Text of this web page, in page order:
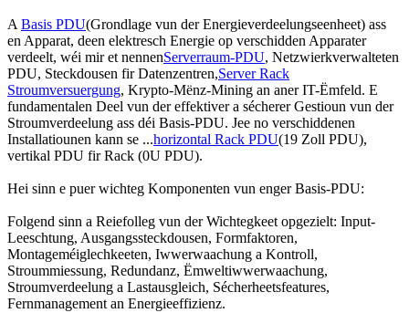
ABasis PDU(Grondlage vun der Energieverdeelungseenheet) ass
en Apparat, deen elektresch Energie op verschidden Apparater
verdeelt, wéi mir et nennenServerraum-PDU, Netzwierkverwalteten
PDU, Steckdousen fir Datenzentren,Server Rack
Stroumversuergung, Krypto-Mënz-Mining an aner IT-Ëmfeld. E
fundamentalen Deel vun der effektiver a sécherer Gestioun vun der
Stroumverdeelung ass déi Basis-PDU. Jee no verschiddenen
Installatiounen kann se ...horizontal Rack PDU(19 Zoll PDU),
vertikal PDU fir Rack (0U PDU).
Hei sinn e puer wichteg Komponenten vun enger Basis-PDU:
Folgend sinn a Reiefolleg vun der Wichtegkeet opgezielt: Input-
Leeschtung, Ausgangssteckdousen, Formfaktoren,
Montageméiglechkeeten, Iwwerwaachung a Kontroll,
Stroummiessung, Redundanz, Ëmweltiwwerwaachung,
Stroumverdeelung a Lastausgleich, Sécherheetsfeatures,
Fernmanagement an Energieeffizienz.